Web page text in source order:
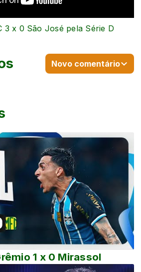
1 x 0 Mirassol
3 x 0 São José pela Série D
Novo comentário